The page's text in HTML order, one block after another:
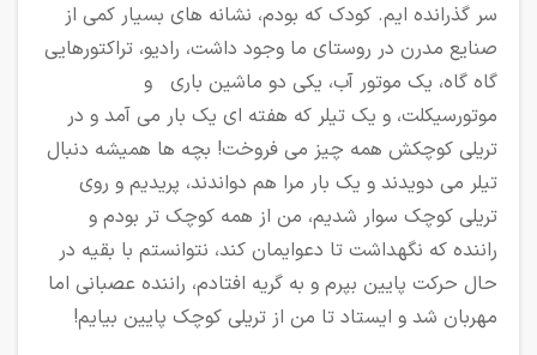
سر گذرانده ایم. کودک که بودم، نشانه های بسیار کمی از
صنایع مدرن در روستای ما وجود داشت، رادیو، تراکتورهایی
گاه گاه، یک موتور آب، یکی دو ماشین باری و
موتورسیکلت، و یک تیلر که هفته ای یک بار می آمد و در
تریلی کوچکش همه چیز می فروخت! بچه ها همیشه دنبال
تیلر می دویدند و یک بار مرا هم دواندند، پریدیم و روی
تریلی کوچک سوار شدیم، من از همه کوچک تر بودم و
راننده که نگهداشت تا دعوایمان کند، نتوانستم با بقیه در
حال حرکت پایین بپرم و به گریه افتادم، راننده عصبانی اما
مهربان شد و ایستاد تا من از تریلی کوچک پایین بیایم!